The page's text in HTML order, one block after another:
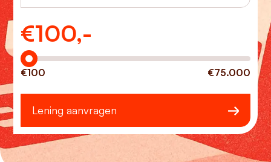
€100,-
Hoeveel wilt u lenen?
€100 €75.000
Lening aanvragen